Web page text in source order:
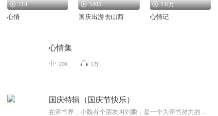
718
心情
5805
国庆出游去山西
1.6万
心情记
心情集
209 1万
国庆特辑（国庆节快乐）